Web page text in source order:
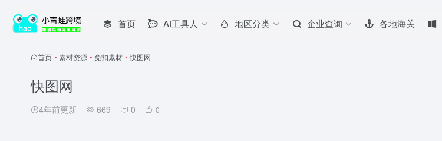
首页 AI工具人 地区分类 企业查询 各地海关
首页 • 素材资源 • 免扣素材 • 快图网
快图网
4年前更新 669 0 0